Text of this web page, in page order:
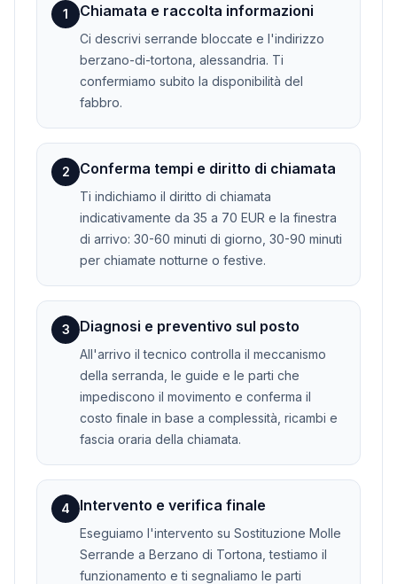
1 Chiamata e raccolta informazioni
Ci descrivi serrande bloccate e l'indirizzo
berzano-di-tortona, alessandria. Ti
confermiamo subito la disponibilità del
fabbro.
2 Conferma tempi e diritto di chiamata
Ti indichiamo il diritto di chiamata
indicativamente da 35 a 70 EUR e la finestra
di arrivo: 30-60 minuti di giorno, 30-90 minuti
per chiamate notturne o festive.
3 Diagnosi e preventivo sul posto
All'arrivo il tecnico controlla il meccanismo
della serranda, le guide e le parti che
impediscono il movimento e conferma il
costo finale in base a complessità, ricambi e
fascia oraria della chiamata.
4 Intervento e verifica finale
Eseguiamo l'intervento su Sostituzione Molle
Serrande a Berzano di Tortona, testiamo il
funzionamento e ti segnaliamo le parti